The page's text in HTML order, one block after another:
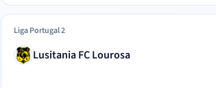
Liga Portugal 2
Lusitania FC Lourosa